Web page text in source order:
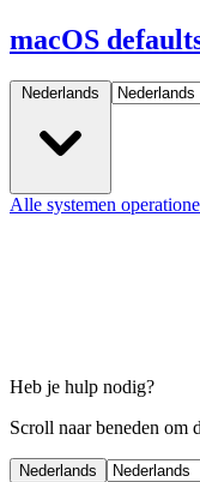
macOS
Nederlands
Alle systemen
Heb je hulp nodig?
Scroll naar beneden om
Nederlands